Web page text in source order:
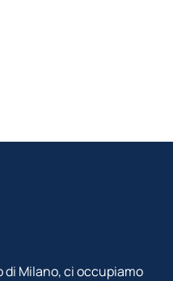
Milano, ci occupiamo